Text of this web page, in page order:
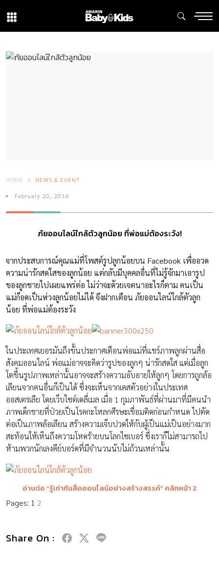
HOME NEWS & EVENT
February 20, 2016
ภัยออนไลน์ใกล้ตัวลูกน้อย ที่พ่อแม่ต้องระวัง!
จากประสบการณ์คุณแม่ที่โพสต์รูปลูกน้อยบน Facebook เพื่ออวด
ความน่ารักสดใสของลูกน้อย แต่กลับมีบุคคลอื่นที่ไม่รู้จักมาเอารูป
ของลูกชายไปเผยแพร่ต่อ ไม่ว่าจะด้วยเจตนาอะไรก็ตาม คนเป็น
แม่ก็อดเป็นห่วงลูกน้อยไม่ได้ จึงฝากเตือน ภัยออนไลน์ใกล้ตัวลูก
น้อย ที่พ่อแม่ต้องระวัง
ในประเทศเยอรมันถึงขั้นประกาศเตือนพ่อแม่ที่แชร์ภาพลูกผ่านสื่อ
สังคมออนไลน์ พ่อแม่อาจจะคิดว่ารูปของลูกๆ น่ารักสดใส แต่เมื่อลูก
โตขึ้นรูปภาพเหล่านั้นอาจจะสร้างความอับอายให้ลูกๆ โดยการถูกล้อ
เลียนจากคนอื่นก็เป็นได้ ซึ่งจะเห็นจากเคสตัวอย่างในประเทศ
ออสเตรเลีย โดยเว็บไซต์เดลี่เมล เมื่อ 1 กุมภาพันธ์ที่ผ่านมาที่มีคนนำ
ภาพเด็กชายที่ป่วยเป็นโรคกะโหลกศีรษะเชื่อมติดก่อนกำหนด ไปตัด
ต่อเป็นภาพล้อเลียน สร้างความเจ็บปวดให้กับผู้เป็นแม่เป็นอย่างมาก
สะท้อนให้เห็นถึงความโหดร้ายบนโลกไซเบอร์ ซึ่งเราก็ไม่สามารถไป
ห้ามพวกนักเลงคีย์บอร์ดที่มีจำนวนนับไม่ถ้วนเหล่านั้น
อ่านต่อ “รู้เท่าทันสื่อออนไลน์อย่างสร้างสรรค์” คลิกหน้า 2
Pages: 1 2
Share On :